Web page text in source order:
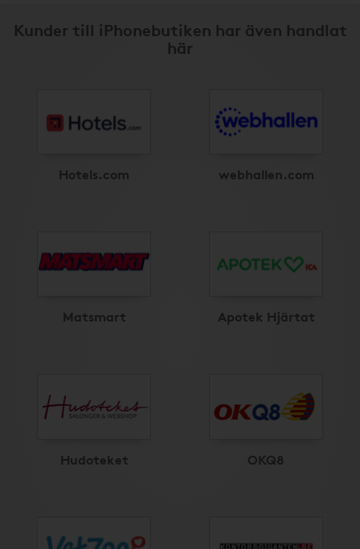
Kunder till iPhonebutiken har även handlat
här
Hotels.com webhallen.com
Matsmart Apotek Hjärtat
Hudoteket OKQ8